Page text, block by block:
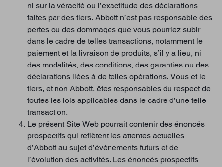
ni sur la véracité ou l’exactitude des déclarations
faites par des tiers. Abbott n’est pas responsable des
pertes ou des dommages que vous pourriez subir
dans le cadre de telles transactions, notamment le
paiement et la livraison de produits, s’il y a lieu, ni
des modalités, des conditions, des garanties ou des
déclarations liées à de telles opérations. Vous et le
tiers, et non Abbott, êtes responsables du respect de
toutes les lois applicables dans le cadre d’une telle
transaction.
Le présent Site Web pourrait contenir des énoncés
prospectifs qui reflètent les attentes actuelles
d’Abbott au sujet d’événements futurs et de
l’évolution des activités. Les énoncés prospectifs